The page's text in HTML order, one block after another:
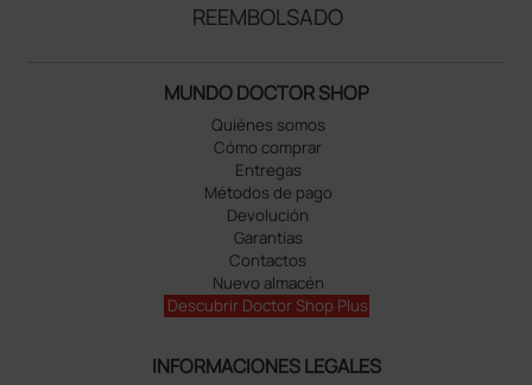
REEMBOLSADO
MUNDO DOCTOR SHOP
Quiénes somos
Cómo comprar
Entregas
Métodos de pago
Devolución
Garantías
Contactos
Nuevo almacén
Descubrir Doctor Shop Plus
INFORMACIONES LEGALES